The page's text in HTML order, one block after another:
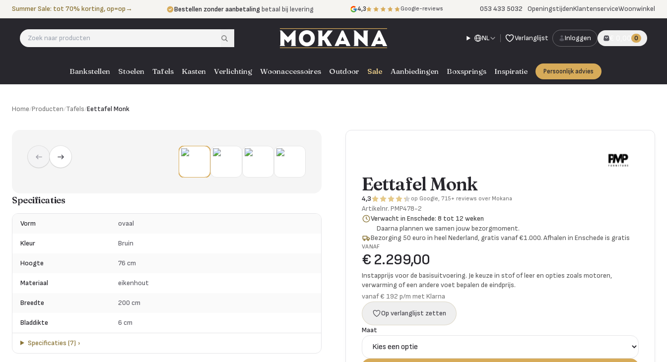
Naar de inhoud
Summer Sale: tot 70% korting, op=op→ Bestellen zonder aanbetaling betaal bij levering
Eigen bezorgdienst door heel NL, BE en DE
4,3 Google-reviews 053 433 5032 OpeningstijdenKlantenserviceWoonwinkel
NL Verlanglijst Inloggen € 0,00 0
Bankstellen Stoelen Tafels Kasten Verlichting Woonaccessoires Outdoor Sale Aanbiedingen Boxsprings Inspiratie Persoonlijk advies
Home/Producten/Tafels/Eettafel Monk
Specificaties
Vorm ovaal
Kleur Bruin
Hoogte 76 cm
Materiaal eikenhout
Breedte 200 cm
Bladdikte 6 cm
Specificaties (7) ›
Eettafel Monk
4,3 op Google, 715+ reviews over Mokana
Artikelnr. PMP478-2
Verwacht in Enschede: 8 tot 12 weken
Daarna plannen we samen jouw bezorgmoment.
Bezorging 50 euro in heel Nederland, gratis vanaf €1.000. Afhalen in Enschede is gratis
VANAF
€ 2.299,00
Instapprijs voor de basisuitvoering. Je keuze in stof of leer en opties zoals motoren,
verwarming of een andere voet bepalen de eindprijs.
vanaf € 192 p/m met Klarna
Op verlanglijst zetten
Maat